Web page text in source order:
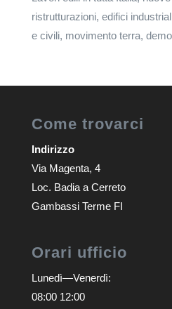
ristrutturazioni, edifici
e civili, movimento terra,
Come trovarci
Indirizzo
Via Magenta, 4
Loc. Badia a Cerreto
Gambassi Terme FI
Orari ufficio
Lunedì—Venerdì:
08:00 12:00